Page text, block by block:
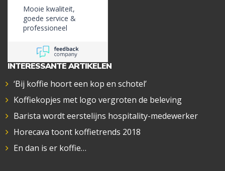
Mooie kwaliteit,
goede service &
professioneel
INTERESSANTE ARTIKELEN
‘Bij koffie hoort een kop en schotel’
Koffiekopjes met logo vergroten de beleving
Barista wordt eerstelijns hospitality-medewerker
Horecava toont koffietrends 2018
En dan is er koffie…